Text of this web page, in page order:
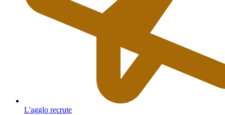
L'agglo recrute